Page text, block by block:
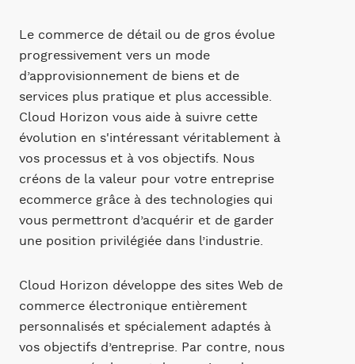
Le commerce de détail ou de gros évolue
progressivement vers un mode
d’approvisionnement de biens et de
services plus pratique et plus accessible.
Cloud Horizon vous aide à suivre cette
évolution en s'intéressant véritablement à
vos processus et à vos objectifs. Nous
créons de la valeur pour votre entreprise
ecommerce grâce à des technologies qui
vous permettront d’acquérir et de garder
une position privilégiée dans l’industrie.
Cloud Horizon développe des sites Web de
commerce électronique entièrement
personnalisés et spécialement adaptés à
vos objectifs d’entreprise. Par contre, nous